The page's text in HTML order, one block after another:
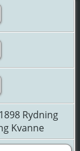
Rydning
Kvanne